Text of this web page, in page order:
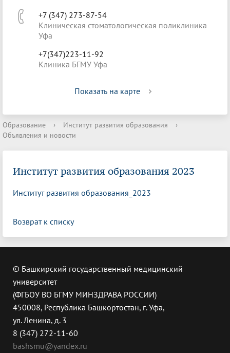
+7 (347) 273-87-54
Клиническая стоматологическая поликлиника
Уфа
+7(347)223-11-92
Клиника БГМУ Уфа
Показать на карте
Образование › Институт развития образования
›
Объявления и новости
Институт развития образования 2023
Институт развития образования_2023
Возврат к списку
© Башкирский государственный медицинский
университет
(ФГБОУ ВО БГМУ МИНЗДРАВА РОССИИ)
450008, Республика Башкортостан, г. Уфа,
ул. Ленина, д. 3
8 (347) 272-11-60
bashsmu@yandex.ru